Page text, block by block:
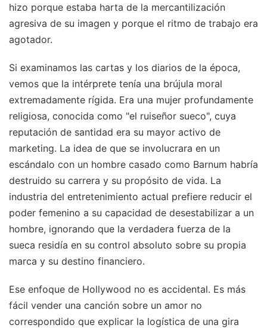
hizo porque estaba harta de la mercantilización
agresiva de su imagen y porque el ritmo de trabajo era
agotador.
Si examinamos las cartas y los diarios de la época,
vemos que la intérprete tenía una brújula moral
extremadamente rígida. Era una mujer profundamente
religiosa, conocida como "el ruiseñor sueco", cuya
reputación de santidad era su mayor activo de
marketing. La idea de que se involucrara en un
escándalo con un hombre casado como Barnum habría
destruido su carrera y su propósito de vida. La
industria del entretenimiento actual prefiere reducir el
poder femenino a su capacidad de desestabilizar a un
hombre, ignorando que la verdadera fuerza de la
sueca residía en su control absoluto sobre su propia
marca y su destino financiero.
Ese enfoque de Hollywood no es accidental. Es más
fácil vender una canción sobre un amor no
correspondido que explicar la logística de una gira